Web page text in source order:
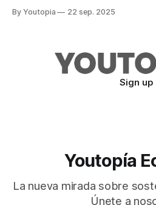
By Youtopia 22 sep. 2025
Sign up
Youtopía
La nueva mirada sobre
Únete a